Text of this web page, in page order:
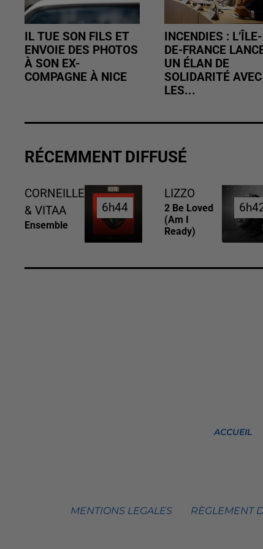
IL TUE SON FILS ET
ENVOIE DES PHOTOS
À SON EX-
COMPAGNE À NICE
INCENDIES : L’ÎLE-
DE-FRANCE
UN ÉLAN DE
SOLIDARITÉ AVEC
LES...
RÉCEMMENT DIFFUSÉ
CORNEILLE
& VITAA
Ensemble
6h44
6h44
LIZZO
2 Be Loved
(am I
Ready)
ACCUEIL
MENTIONS LEGALES RÈGLEMENT